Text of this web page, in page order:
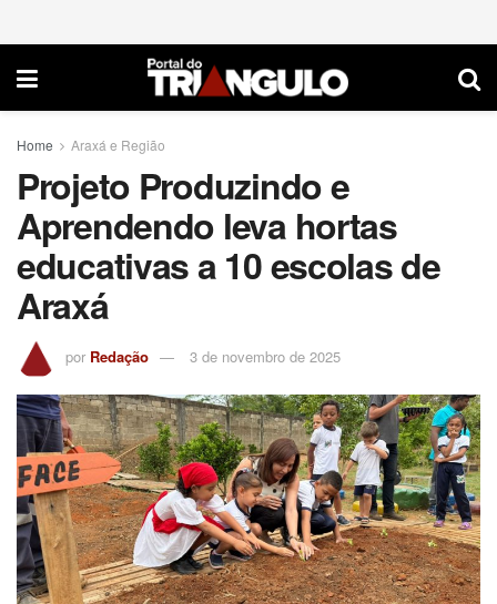
Home Araxá e Região
Projeto Produzindo e
Aprendendo leva hortas
educativas a 10 escolas de
Araxá
por Redação 3 de novembro de 2025